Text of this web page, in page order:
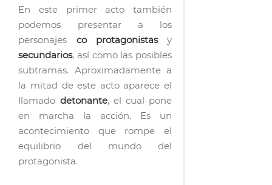
En este primer acto también
podemos presentar a los
personajes co protagonistasy
secundarios, así como las posibles
subtramas. Aproximadamente a
la mitad de este acto aparece el
llamado detonante, el cual pone
en marcha la acción. Es un
acontecimiento que rompe el
equilibrio del mundo del
protagonista.